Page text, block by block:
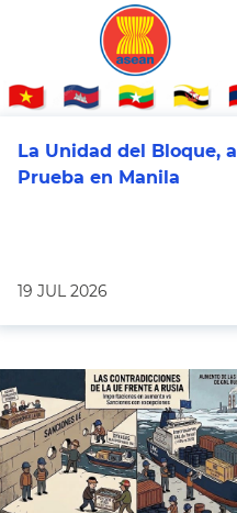
La Unidad del Bloque, a
Prueba en Manila
19 JUL 2026